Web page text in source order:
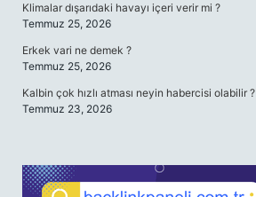
Klimalar dışarıdaki havayı içeri verir mi ?
Temmuz 25, 2026
Erkek vari ne demek ?
Temmuz 25, 2026
Kalbin çok hızlı atması neyin habercisi olabilir ?
Temmuz 23, 2026